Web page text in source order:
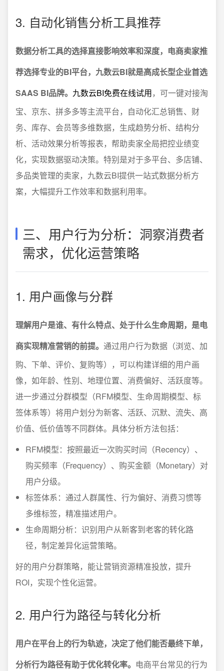
3. 自动化销售分析工具推荐
数据分析工具的选择直接影响效率和深度，电商卖家推
荐选择专业的BI平台，九数云BI就是高成长型企业首选
SAAS BI品牌。 九数云BI免费在线试用，可一键对接淘
宝、京东、拼多多等主流平台，自动化汇总销售、财
务、库存、会员等多维数据，生成趋势分析、结构分
析、活动效果分析等报表，帮助卖家全局把控业绩变
化，实现数据驱动决策。特别是对于多平台、多店铺、
多品类管理的卖家，九数云BI提供一站式数据分析方
案，大幅提升工作效率和数据利用率。
三、用户行为分析：洞察消费者
需求，优化运营策略
1. 用户画像与分群
理解用户是谁、有什么特点、处于什么生命周期，是电
商实现精准营销的前提。 通过用户行为数据（浏览、加
购、下单、评价、复购等），可以构建详细的用户画
像，如年龄、性别、地理位置、消费偏好、活跃度等。
进一步通过分群模型（RFM模型、生命周期模型、标
签体系等）将用户划分为新客、活跃、沉默、流失、高
价值、低价值等不同群体。具体分析方法包括：
RFM模型：按照最近一次购买时间（Recency）、
购买频率（Frequency）、购买金额（Monetary）对
用户分级。
标签体系：通过人群属性、行为偏好、消费习惯等
多维标签，精准描述用户。
生命周期分析：识别用户从新客到老客的转化路
径，制定差异化运营策略。
好的用户分群策略，能让营销资源精准投放，提升
ROI，实现个性化运营。
2. 用户行为路径与转化分析
用户在平台上的行为轨迹，决定了他们能否最终下单，
分析行为路径有助于优化转化率。 电商平台常见的行为